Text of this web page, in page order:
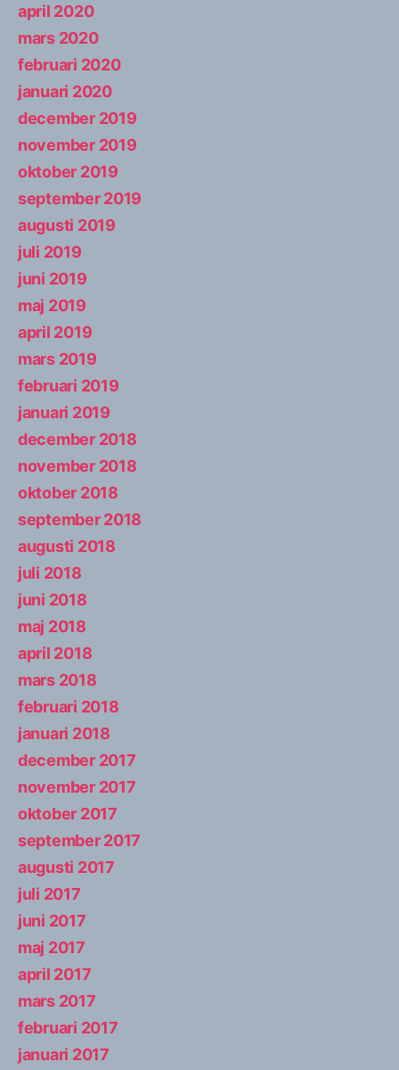
april 2020
mars 2020
februari 2020
januari 2020
december 2019
november 2019
oktober 2019
september 2019
augusti 2019
juli 2019
juni 2019
maj 2019
april 2019
mars 2019
februari 2019
januari 2019
december 2018
november 2018
oktober 2018
september 2018
augusti 2018
juli 2018
juni 2018
maj 2018
april 2018
mars 2018
februari 2018
januari 2018
december 2017
november 2017
oktober 2017
september 2017
augusti 2017
juli 2017
juni 2017
maj 2017
april 2017
mars 2017
februari 2017
januari 2017